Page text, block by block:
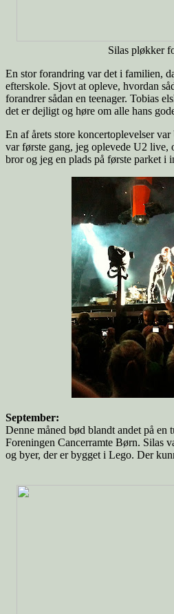
Silas pløkker
En stor forandring var det i familien,
efterskole. Sjovt at opleve, hvordan
forandrer sådan en teenager. Tobias
det er dejligt og høre om alle hans
En af årets store koncertoplevelser
var første gang, jeg oplevede U2
bror og jeg en plads på første parket i
September:
Denne måned bød blandt andet på en
Foreningen Cancerramte Børn. Silas
og byer, der er bygget i Lego. Der